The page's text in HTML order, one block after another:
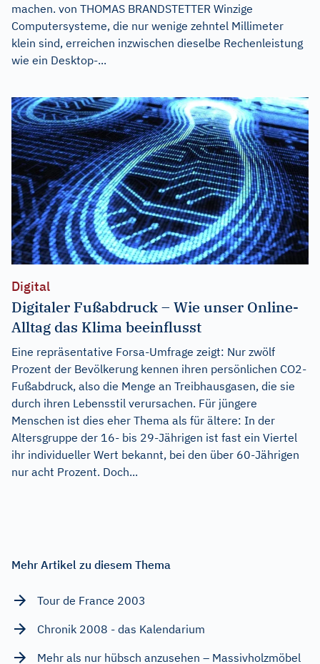
machen. von THOMAS BRANDSTETTER Winzige
Computersysteme, die nur wenige zehntel Millimeter
klein sind, erreichen inzwischen dieselbe Rechenleistung
wie ein Desktop-...
Digital
Digitaler Fußabdruck – Wie unser Online-
Alltag das Klima beeinflusst
Eine repräsentative Forsa-Umfrage zeigt: Nur zwölf
Prozent der Bevölkerung kennen ihren persönlichen CO2-
Fußabdruck, also die Menge an Treibhausgasen, die sie
durch ihren Lebensstil verursachen. Für jüngere
Menschen ist dies eher Thema als für ältere: In der
Altersgruppe der 16- bis 29-Jährigen ist fast ein Viertel
ihr individueller Wert bekannt, bei den über 60-Jährigen
nur acht Prozent. Doch...
Mehr Artikel zu diesem Thema
Tour de France 2003
Chronik 2008 - das Kalendarium
Mehr als nur hübsch anzusehen – Massivholzmöbel